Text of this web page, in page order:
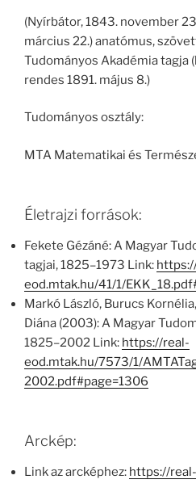
(Nyírbátor, 1843. november
március 22.) anatómus,
Tudományos Akadémia tagja
rendes 1891. május 8.)
Tudományos osztály:
MTA Matematikai és
Életrajzi források:
Fekete Gézáné: A Magyar
tagjai, 1825–1973 Link:
eod.mtak.hu/41/1/
Markó László, Burucs
Diána (2003): A Magyar
1825–2002 Link: https://real-
eod.mtak.hu/7573/1/
2002.pdf#page=1306
Arckép:
Link az arcképhez: https://